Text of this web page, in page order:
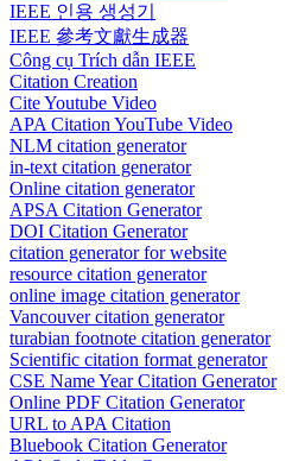
IEEE 인용 생성기
IEEE 參考文獻生成器
Công cụ Trích dẫn IEEE
Citation Creation
Cite Youtube Video
APA Citation YouTube Video
NLM citation generator
in-text citation generator
Online citation generator
APSA Citation Generator
DOI Citation Generator
citation generator for website
resource citation generator
online image citation generator
Vancouver citation generator
turabian footnote citation generator
Scientific citation format generator
CSE Name Year Citation Generator
Online PDF Citation Generator
URL to APA Citation
Bluebook Citation Generator